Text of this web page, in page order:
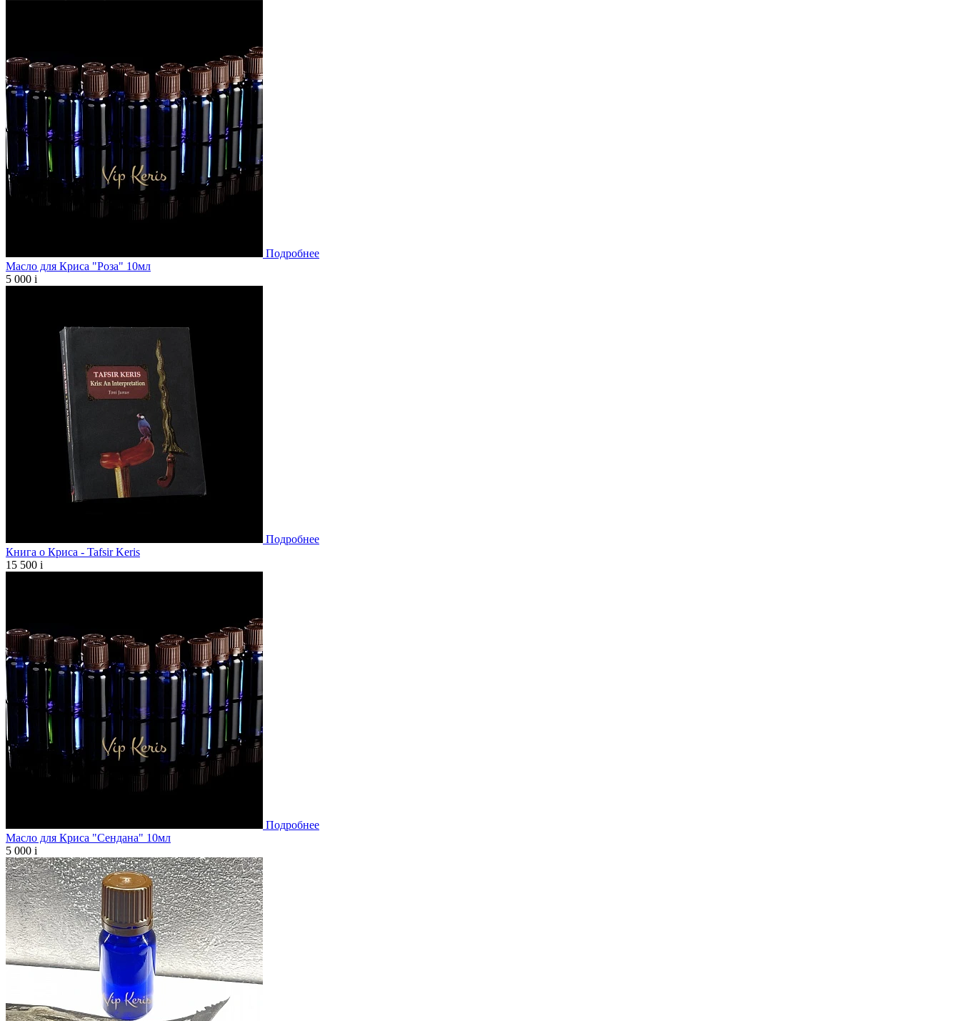
Подробнее
Масло для Криса "Роза" 10мл
5 000 i
Подробнее
Книга о Криса - Tafsir Keris
15 500 i
Подробнее
Масло для Криса "Сендана" 10мл
5 000 i